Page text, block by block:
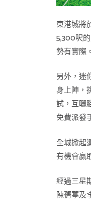
東港城將
5,300呎
勢有實際。
另外，迷
身上陣，
試，互曬
免費派發
全城掀起
有機會贏
經過三星
陳蒨葶及